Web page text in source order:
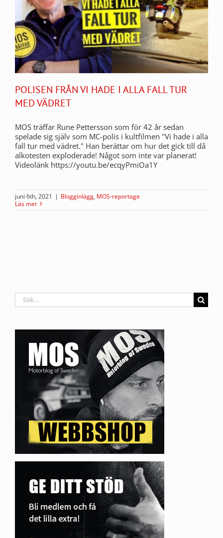
POLISEN FRÅN VI HADE I ALLA FALL TUR
MED VÄDRET
MOS träffar Rune Pettersson som för 42 år sedan
spelade sig själv som MC-polis i kultfilmen "Vi hade i alla
fall tur med vädret." Han berättar om hur det gick till då
alkotesten exploderade! Något som inte var planerat!
Videolänk https://youtu.be/ecqyPmiOa1Y
juni 6th, 2021 | Blogginlägg, MOS-reportage
Läs mer
Sök
efter: